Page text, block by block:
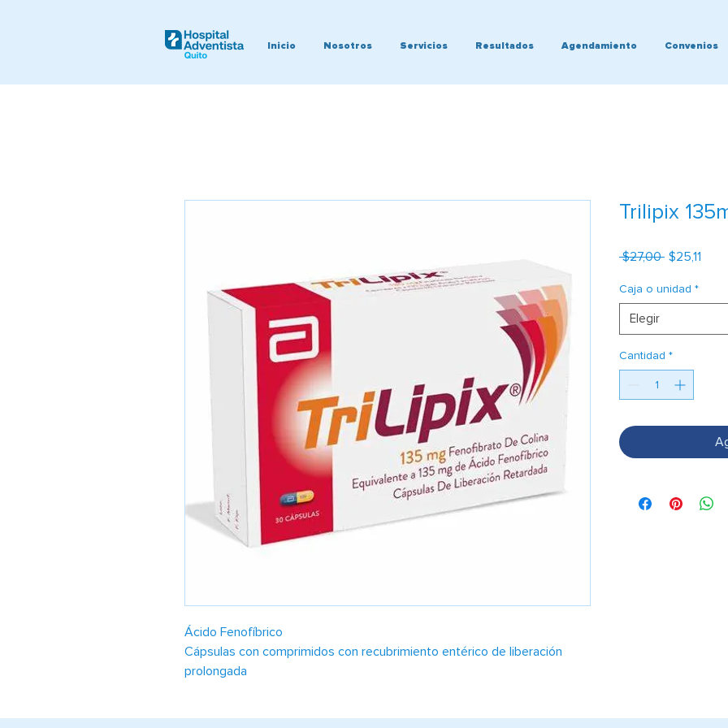
Inicio Nosotros Servicios Resultados Agendamiento Convenios
Ácido Fenofíbrico
Cápsulas con comprimidos con recubrimiento entérico de liberación
prolongada
Trilipix
$27,00 Precio
$25,11
Caja o unidad *
Elegir
Cantidad *